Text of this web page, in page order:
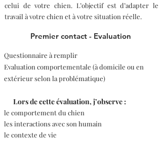
celui de votre chien. L’objectif est d’adapter le
travail à votre chien et à votre situation réelle.
Premier contact - Evaluation
Questionnaire à remplir
Evaluation comportementale (à domicile ou en
extérieur selon la problématique)
Lors de cette évaluation, j’observe :
le comportement du chien
les interactions avec son humain
le contexte de vie